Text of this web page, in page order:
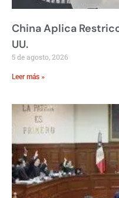
China Aplica
UU.
5 de agosto, 2026
Leer más »